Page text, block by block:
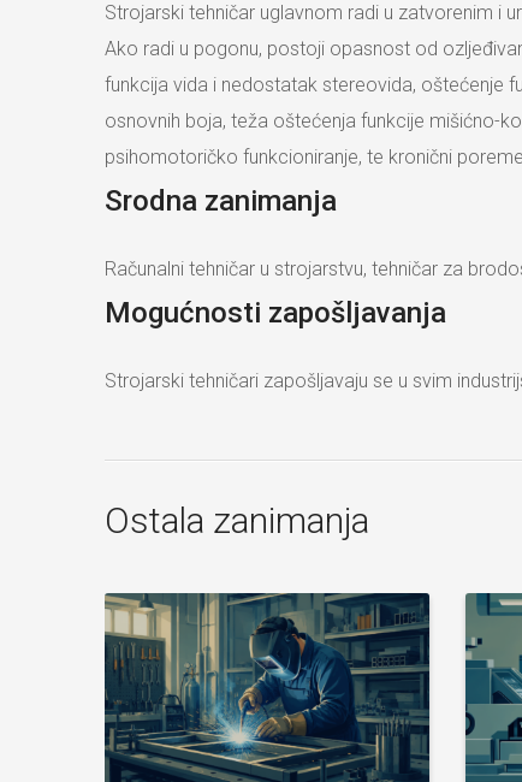
Strojarski tehničar uglavnom radi u zatvorenim i
Ako radi u pogonu, postoji opasnost od
funkcija vida i nedostatak stereovida, oštećenje
osnovnih boja, teža oštećenja funkcije mišićno-
psihomotoričko funkcioniranje, te kronični
Srodna zanimanja
Računalni tehničar u strojarstvu, tehničar za
Mogućnosti zapošljavanja
Strojarski tehničari zapošljavaju se u svim
Ostala zanimanja